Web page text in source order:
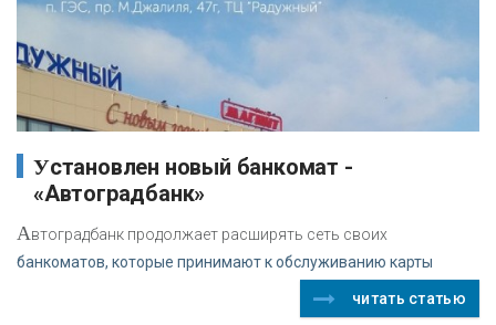
Установлен новый банкомат -
«Автоградбанк»
Автоградбанк продолжает расширять сеть своих
банкоматов, которые принимают к обслуживанию карты
читать статью